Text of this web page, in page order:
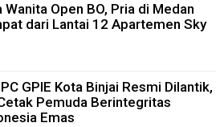
Wanita Open BO, Pria di Medan
dari Lantai 12 Apartemen Sky
GPIE Kota Binjai Resmi Dilantik,
Pemuda Berintegritas
Emas